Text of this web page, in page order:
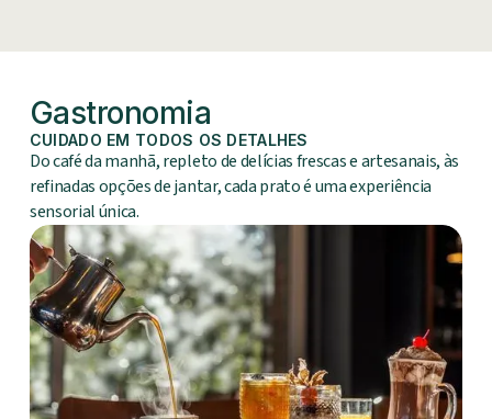
Gastronomia
CUIDADO EM TODOS OS DETALHES
Do café da manhã, repleto de delícias frescas e artesanais, às
refinadas opções de jantar, cada prato é uma experiência
sensorial única.